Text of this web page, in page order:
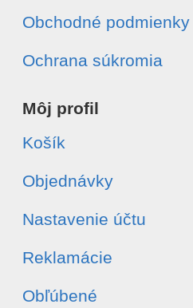
Obchodné podmienky
Ochrana súkromia
Môj profil
Košík
Objednávky
Nastavenie účtu
Reklamácie
Obľúbené